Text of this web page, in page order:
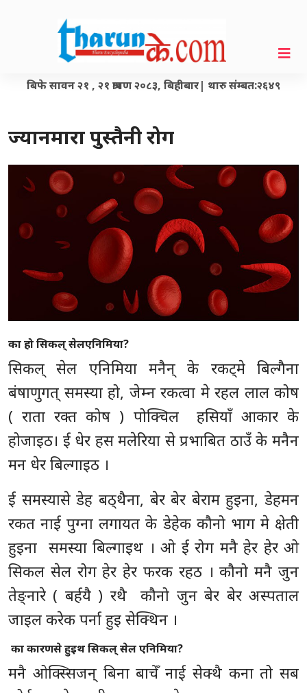
बिफे सावन २१ , २१ श्रावण २०८३, बिहीबार| थारु संम्बत:२६४९
ज्यानमारा पुस्तैनी रोग
का हो सिकल् सेलएनिमिया?
सिकल् सेल एनिमिया मनैन् के रकट्मे बिल्गैना
बंषाणुगत् समस्या हो, जेम्न रकत्वा मे रहल लाल कोष
( राता रक्त कोष ) पोक्चिल हसियाँ आकार के
होजाइठ। ई धेर हस मलेरिया से प्रभाबित ठाउँ के मनैन
मन धेर बिल्गाइठ ।
ई समस्यासे डेह बठ्थैना, बेर बेर बेराम हुइना, डेहमन
रकत नाई पुग्ना लगायत के डेहेक कौनो भाग मे क्षेती
हुइना समस्या बिल्गाइथ । ओ ई रोग मनै हेर हेर ओ
सिकल सेल रोग हेर हेर फरक रहठ । कौनो मनै जुन
तेङ्नारे ( बर्हयै ) रथै कौनो जुन बेर बेर अस्पताल
जाइल करेक पर्ना हुइ सेक्थिन ।
का कारणसे हुइथ सिकल् सेल एनिमिया?
मनै ओक्स्सिजन् बिना बाचेँ नाई सेक्थै कना तो सब